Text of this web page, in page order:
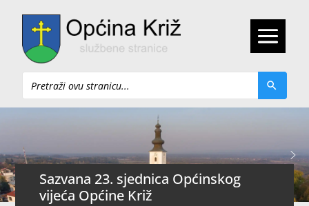
Pretraži
Sazvana 23. sjednica Općinskog
vijeća Općine Križ